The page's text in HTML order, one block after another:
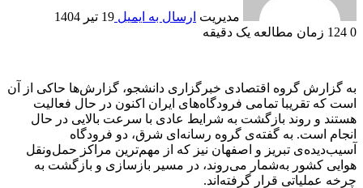
مدیریت ارسال به ایمیل 19 تیر 1404
0
زمان مطالعه یک دقیقه
به گزارش گروه اقتصادی خبرگزاری دانشجو، گزارش‌ها حاکی از آن
است که تقریبا تمامی فرودگاه‌های ایران اکنون در حال فعالیت
هستند و روند بازگشت به شرایط عادی با سرعت بالایی در حال
انجام است. به گفته‌ی گروه رسانه‌ای شرق، دو فرودگاه
آسیب‌دیده‌ی تبریز و اصفهان نیز که از مهم‌ترین مراکز حمل‌ونقل
هوایی کشور به‌شمار می‌روند، در مسیر بازسازی و بازگشت به
چرخه عملیاتی قرار گرفته‌اند.